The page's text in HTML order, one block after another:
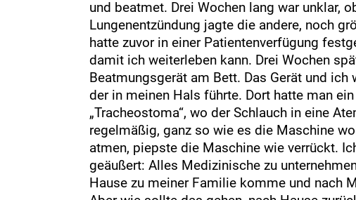
und beatmet. Drei Wochen lang war unklar,
Lungenentzündung jagte die andere, noch
hatte zuvor in einer Patientenverfügung
damit ich weiterleben kann. Drei Wochen
Beatmungsgerät am Bett. Das Gerät und ich
der in meinen Hals führte. Dort hatte man
„Tracheostoma“, wo der Schlauch in eine
regelmäßig, ganz so wie es die Maschine
atmen, piepste die Maschine wie verrückt.
geäußert: Alles Medizinische zu
Hause zu meiner Familie komme und nach